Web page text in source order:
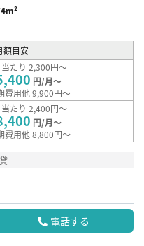
額目安
たり 2,300円～
円/月～
費用他 9,900円～
たり 2,400円～
円/月～
費用他 8,800円～
電話する